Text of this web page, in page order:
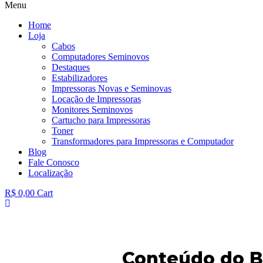
Menu
Home
Loja
Cabos
Computadores Seminovos
Destaques
Estabilizadores
Impressoras Novas e Seminovas
Locação de Impressoras
Monitores Seminovos
Cartucho para Impressoras
Toner
Transformadores para Impressoras e Computador
Blog
Fale Conosco
Localização
R$ 0,00 Cart
Conteúdo do